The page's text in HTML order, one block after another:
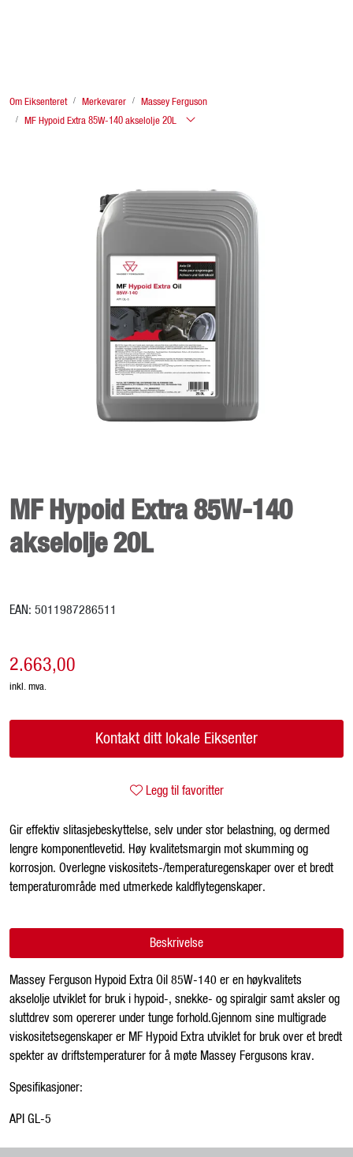
Om Eiksenteret Merkevarer
Massey Ferguson
MF Hypoid Extra 85W-140 akselolje 20L
MF Hypoid Extra 85W-140
akselolje 20L
EAN: 5011987286511
2.663,00
inkl. mva.
Kontakt ditt lokale Eiksenter
Legg til favoritter
Gir effektiv slitasjebeskyttelse, selv under stor belastning, og dermed
lengre komponentlevetid. Høy kvalitetsmargin mot skumming og
korrosjon. Overlegne viskositets-/temperaturegenskaper over et bredt
temperaturområde med utmerkede kaldflytegenskaper.
Beskrivelse
Massey Ferguson Hypoid Extra Oil 85W-140 er en høykvalitets
akselolje utviklet for bruk i hypoid-, snekke- og spiralgir samt aksler og
sluttdrev som opererer under tunge forhold.Gjennom sine multigrade
viskositetsegenskaper er MF Hypoid Extra utviklet for bruk over et bredt
spekter av driftstemperaturer for å møte Massey Fergusons krav.
Spesifikasjoner:
API GL-5
Tjenester
Redskap og store maskiner